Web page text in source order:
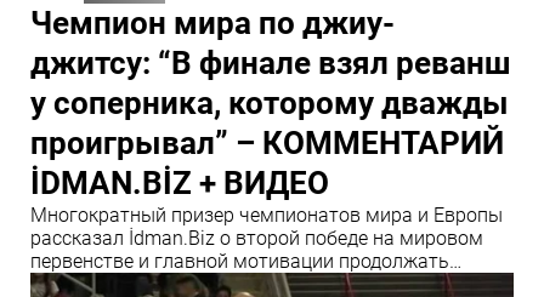
Чемпион мира по джиу-
джитсу: “В финале взял реванш
у соперника, которому дважды
проигрывал” – КОММЕНТАРИЙ
İDMAN.BİZ + ВИДЕО
Многократный призер чемпионатов мира и Европы
рассказал İdman.Biz о второй победе на мировом
первенстве и главной мотивации продолжать
карьеру